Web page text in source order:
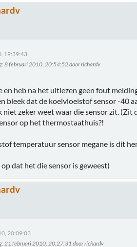
19:39:43
: 8 februari 2010, 20:54:52 door richardv
en heb na het uitlezen geen fout
bleek dat de koelvloeistof sensor -40
niet zeker weet waar die sensor zit. (Zit
op het thermostaathuis?!
temperatuur sensor megane is dit
dat het die sensor is geweest)
20:09:03
: 21 februari 2010, 20:27:31 door richardv